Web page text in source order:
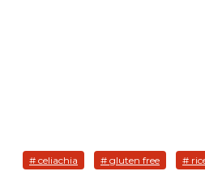
# celiachia # gluten free #